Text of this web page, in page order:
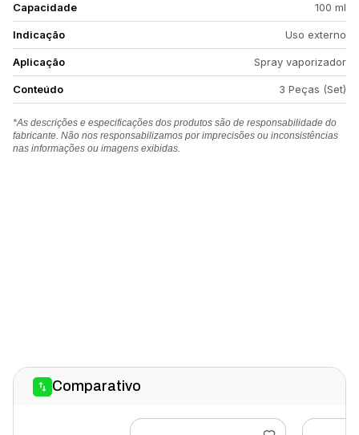
Capacidade 100 ml
Indicação Uso externo
Aplicação Spray vaporizador
Conteúdo 3 Peças (Set)
*As descrições e especificações dos produtos são de responsabilidade do
fabricante. Não nos responsabilizamos por imprecisões ou inconsistências
nas informações ou imagens exibidas.
Comparativo